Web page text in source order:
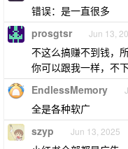
错误：是一直很多
prosgtsr Jun 13,
不这么搞赚不到钱，
你可以跟我一样，不
EndlessMemory
全是各种软广
szyp Jun 13, 2025